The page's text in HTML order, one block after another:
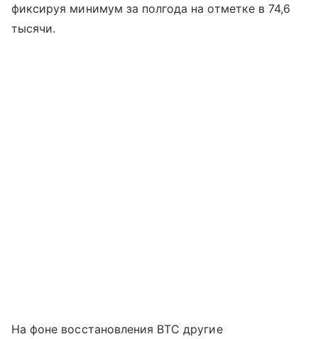
фиксируя минимум за полгода на отметке в 74,6
тысячи.
На фоне восстановления BTC другие